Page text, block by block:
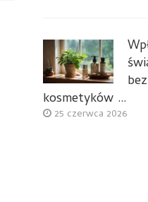
kosmetyków …
25 czerwca 2026